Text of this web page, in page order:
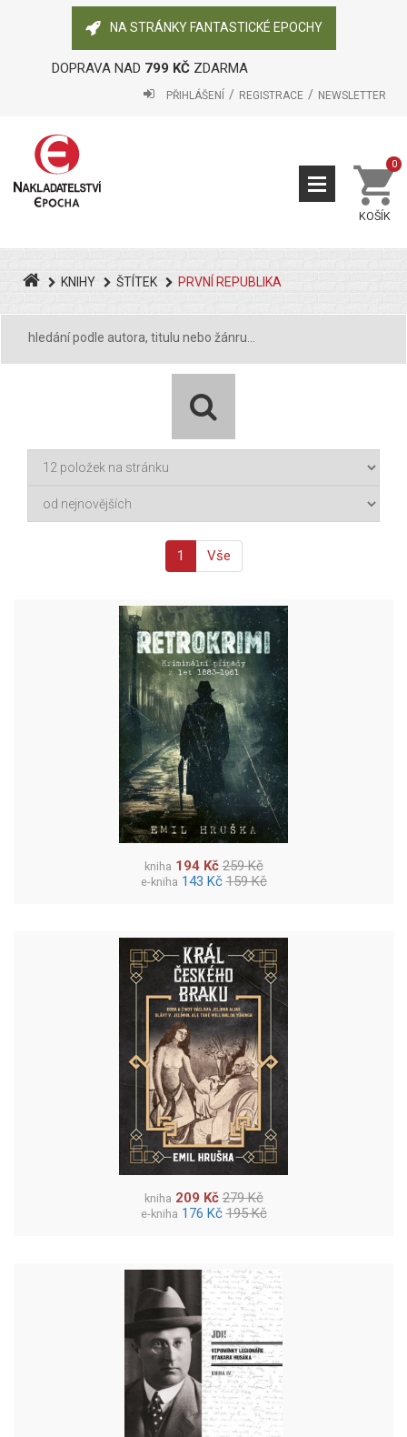
NA STRÁNKY FANTASTICKÉ EPOCHY
DOPRAVA NAD 799 KČZDARMA
PŘIHLÁŠENÍ REGISTRACE NEWSLETTER
KOŠÍK
0
KNIHY ŠTÍTEK PRVNÍ REPUBLIKA
1 Vše
kniha 194 Kč 259 Kč
e-kniha 143 Kč 159 Kč
kniha 209 Kč 279 Kč
e-kniha 176 Kč 195 Kč